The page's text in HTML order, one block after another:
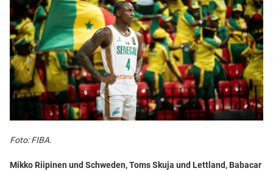
Foto: FIBA.
Mikko Riipinen und Schweden, Toms Skuja und Lettland, Babacar